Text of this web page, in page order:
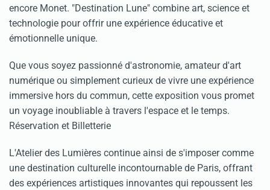
encore Monet. "Destination Lune" combine art, science et
technologie pour offrir une expérience éducative et
émotionnelle unique.
Que vous soyez passionné d'astronomie, amateur d'art
numérique ou simplement curieux de vivre une expérience
immersive hors du commun, cette exposition vous promet
un voyage inoubliable à travers l'espace et le temps.
Réservation et Billetterie
L'Atelier des Lumières continue ainsi de s'imposer comme
une destination culturelle incontournable de Paris, offrant
des expériences artistiques innovantes qui repoussent les